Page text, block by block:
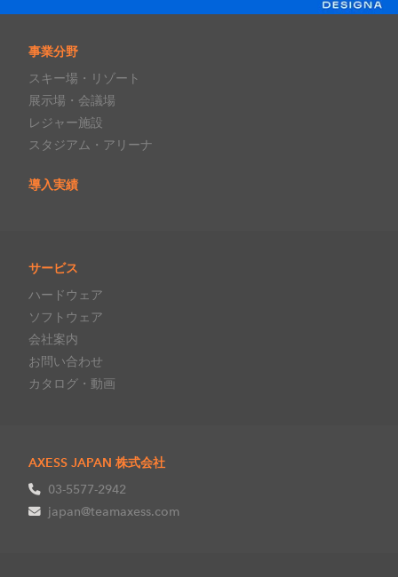
事業分野
スキー場・リゾート
展示場・会議場
レジャー施設
スタジアム・アリーナ
導入実績
サービス
ハードウェア
ソフトウェア
会社案内
お問い合わせ
カタログ・動画
AXESS JAPAN 株式会社
03-5577-2942
japan@teamaxess.com